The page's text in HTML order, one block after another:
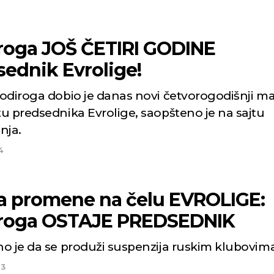
JOŠ ČETIRI GODINE
Evrolige!
dobio je danas novi četvorogodišnji
predsednika Evrolige, saopšteno je na sajtu
promene na čelu EVROLIGE:
OSTAJE PREDSEDNIK
je da se produži suspenzija ruskim
20
35
s
53
29
Min temp:22
Max temp:36
24